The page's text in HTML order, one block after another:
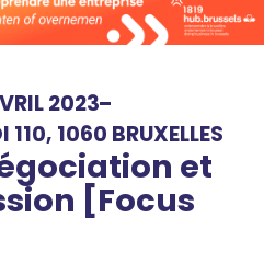
2023
110, 1060 BRUXELLES
et
[Focus